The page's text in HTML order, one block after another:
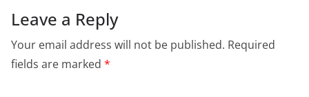
Leave a Reply
Your email address will not be published. Required
fields are marked *